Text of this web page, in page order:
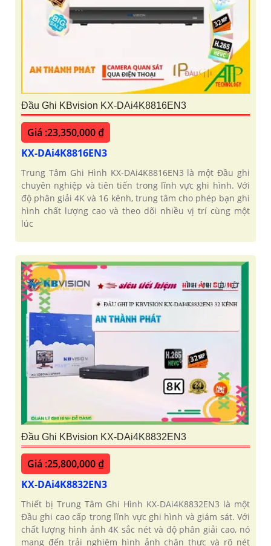
Đầu Ghi KBvision KX-DAi4K8816EN3
Giá :23,350,000 ₫
KX-DAi4K8816EN3
Trung Tâm Ghi Hình KX-DAi4K8816EN3 là một Đầu ghi
chuyên nghiệp và tiên tiến trong lĩnh vực ghi hình. Với
độ phân giải 4K và 16 kênh, trung tâm cho phép bạn ghi
hình chất lượng cao và theo dõi nhiều vị trí cùng một
lúc
Đầu Ghi KBvision KX-DAi4K8832EN3
Giá :25,800,000 ₫
KX-DAi4K8832EN3
Thiết bị Trung Tâm Ghi Hình KX-DAi4K8832EN3 là một
Đầu ghi cao cấp trong lĩnh vực ghi hình và giám sát. Với
chất lượng hình ảnh 4K sắc nét và độ phân giải cao, nó
mang đến trải nghiệm hình ảnh chân thực và rõ nét